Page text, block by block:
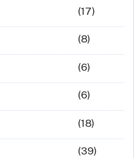
(17)
(8)
(6)
(6)
(18)
(39)